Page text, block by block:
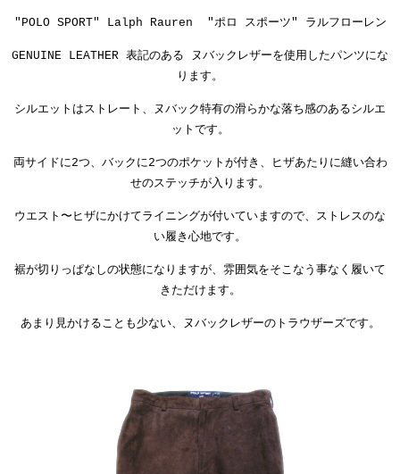
"POLO SPORT" Lalph Rauren "ポロ スポーツ" ラルフローレン
GENUINE LEATHER 表記のある ヌバックレザーを使用したパンツにな
ります。
シルエットはストレート、ヌバック特有の滑らかな落ち感のあるシルエ
ットです。
両サイドに2つ、バックに2つのポケットが付き、ヒザあたりに縫い合わ
せのステッチが入ります。
ウエスト〜ヒザにかけてライニングが付いていますので、ストレスのな
い履き心地です。
裾が切りっぱなしの状態になりますが、雰囲気をそこなう事なく履いて
きただけます。
あまり見かけることも少ない、ヌバックレザーのトラウザーズです。